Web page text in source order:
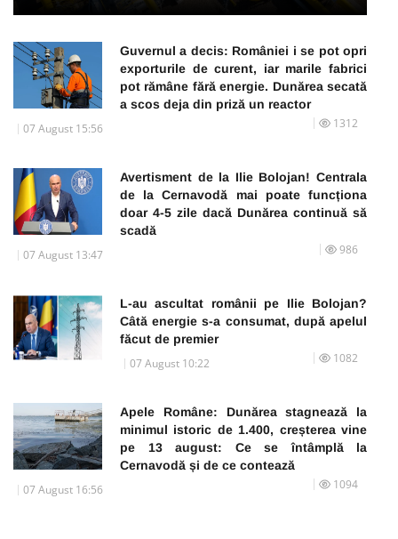
Guvernul a decis: României i se pot opri
exporturile de curent, iar marile fabrici
pot rămâne fără energie. Dunărea secată
a scos deja din priză un reactor
07 August 15:56 1312
Avertisment de la Ilie Bolojan! Centrala
de la Cernavodă mai poate funcționa
doar 4-5 zile dacă Dunărea continuă să
scadă
07 August 13:47 986
L-au ascultat românii pe Ilie Bolojan?
Câtă energie s-a consumat, după apelul
făcut de premier
07 August 10:22 1082
Apele Române: Dunărea stagnează la
minimul istoric de 1.400, creșterea vine
pe 13 august: Ce se întâmplă la
Cernavodă și de ce contează
07 August 16:56 1094